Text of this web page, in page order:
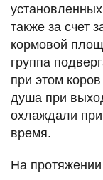
также за счет
кормовой
группа
при этом
душа при
охлаждали
время.
На